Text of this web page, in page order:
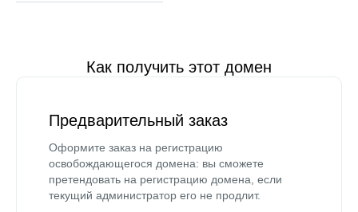
Как получить этот домен
Предварительный заказ
Оформите заказ на регистрацию
освобождающегося домена: вы сможете
претендовать на регистрацию домена, если
текущий администратор его не продлит.